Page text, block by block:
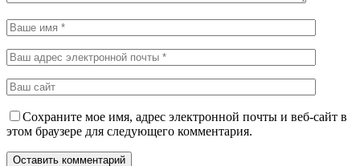
Сохраните мое имя, адрес электронной почты и веб-сайт в
этом браузере для следующего комментария.